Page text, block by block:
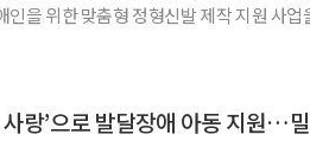
을 위한 맞춤형 정형신발 제작 지원 사업
사랑’으로 발달장애 아동 지원…